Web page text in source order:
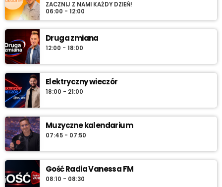
ZACZNIJ Z NAMI KAŻDY DZIEŃ!
06:00 - 12:00
Druga zmiana
12:00 - 18:00
Elektryczny wieczór
18:00 - 21:00
Muzyczne kalendarium
07:45 - 07:50
Gość Radia Vanessa FM
08:10 - 08:30